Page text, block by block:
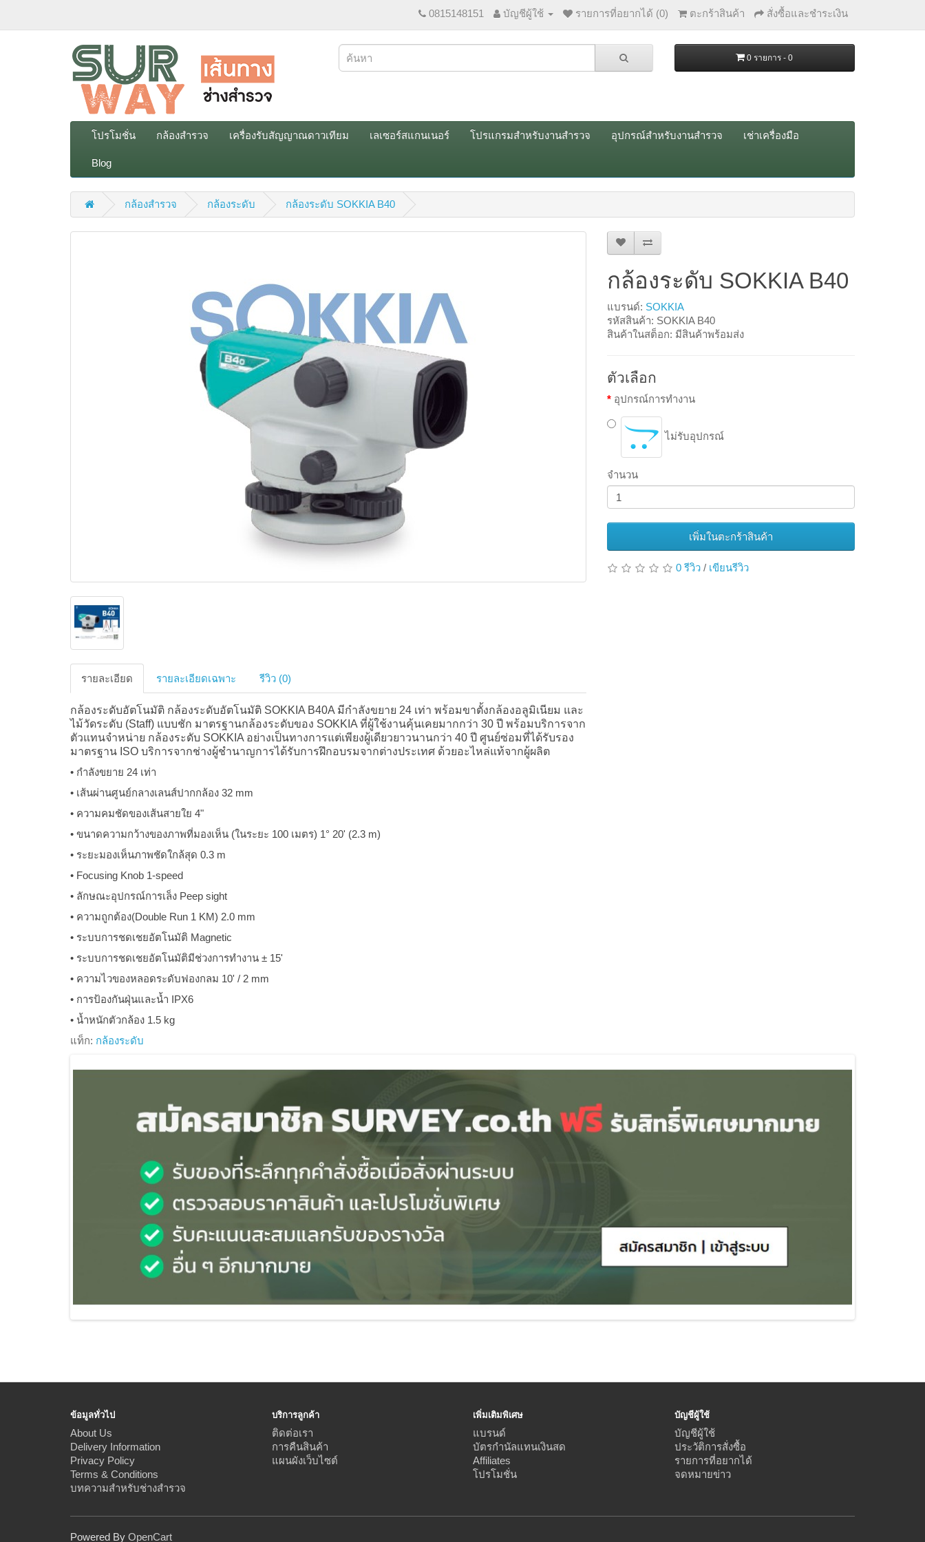
0815148151 บัญชีผู้ใช้ รายการที่อยากได้ (0) ตะกร้าสินค้า สั่งซื้อและชำระเงิน
0 รายการ - 0
โปรโมชั่น กล้องสำรวจ เครื่องรับสัญญาณดาวเทียม เลเซอร์สแกนเนอร์ โปรแกรมสำหรับงานสำรวจ อุปกรณ์สำหรับงานสำรวจ เช่าเครื่องมือ
Blog
กล้องสำรวจ กล้องระดับ กล้องระดับ SOKKIA B40
รายละเอียด รายละเอียดเฉพาะ รีวิว (0)
กล้องระดับอัตโนมัติ กล้องระดับอัตโนมัติ SOKKIA B40A มีกำลังขยาย 24 เท่า พร้อมขาตั้งกล้องอลูมิเนียม และ
ไม้วัดระดับ (Staff) แบบชัก มาตรฐานกล้องระดับของ SOKKIA ที่ผู้ใช้งานคุ้นเคยมากกว่า 30 ปี พร้อมบริการจาก
ตัวแทนจำหน่าย กล้องระดับ SOKKIA อย่างเป็นทางการแต่เพียงผู้เดียวยาวนานกว่า 40 ปี ศูนย์ซ่อมที่ได้รับรอง
มาตรฐาน ISO บริการจากช่างผู้ชำนาญการได้รับการฝึกอบรมจากต่างประเทศ ด้วยอะไหล่แท้จากผู้ผลิต
• กำลังขยาย 24 เท่า
• เส้นผ่านศูนย์กลางเลนส์ปากกล้อง 32 mm
• ความคมชัดของเส้นสายใย 4"
• ขนาดความกว้างของภาพที่มองเห็น (ในระยะ 100 เมตร) 1° 20' (2.3 m)
• ระยะมองเห็นภาพชัดใกล้สุด 0.3 m
• Focusing Knob 1-speed
• ลักษณะอุปกรณ์การเล็ง Peep sight
• ความถูกต้อง(Double Run 1 KM) 2.0 mm
• ระบบการชดเชยอัตโนมัติ Magnetic
• ระบบการชดเชยอัตโนมัติมีช่วงการทำงาน ± 15'
• ความไวของหลอดระดับฟองกลม 10' / 2 mm
• การป้องกันฝุ่นและน้ำ IPX6
• น้ำหนักตัวกล้อง 1.5 kg
กล้องระดับ SOKKIA B40
แบรนด์: SOKKIA
รหัสสินค้า: SOKKIA B40
สินค้าในสต็อก: มีสินค้าพร้อมส่ง
ตัวเลือก
อุปกรณ์การทำงาน
ไม่รับอุปกรณ์
จำนวน
เพิ่มในตะกร้าสินค้า
0 รีวิว / เขียนรีวิว
แท็ก: กล้องระดับ
ข้อมูลทั่วไป
About Us
Delivery Information
Privacy Policy
Terms & Conditions
บทความสำหรับช่างสำรวจ
บริการลูกค้า
ติดต่อเรา
การคืนสินค้า
แผนผังเว็บไซต์
เพิ่มเติมพิเศษ
แบรนด์
บัตรกำนัลแทนเงินสด
Affiliates
โปรโมชั่น
บัญชีผู้ใช้
บัญชีผู้ใช้
ประวัติการสั่งซื้อ
รายการที่อยากได้
จดหมายข่าว
Powered By OpenCart